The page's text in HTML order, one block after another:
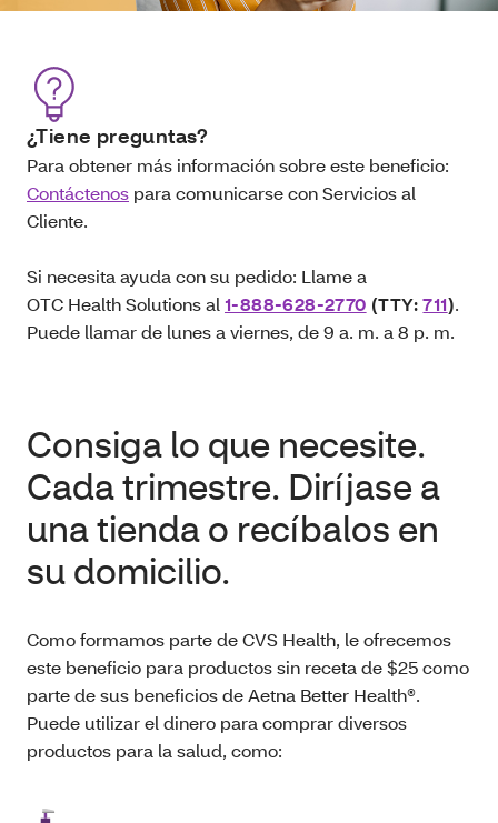
¿Tiene preguntas?
Para obtener más información sobre este beneficio:
Contáctenos para comunicarse con Servicios al
Cliente.
Si necesita ayuda con su pedido: Llame a
OTC Health Solutions al 1-888-628-2770 (TTY:711).
Puede llamar de lunes a viernes, de 9 a. m. a 8 p. m.
Consiga lo que necesite.
Cada trimestre. Diríjase a
una tienda o recíbalos en
su domicilio.
Como formamos parte de CVS Health, le ofrecemos
este beneficio para productos sin receta de $25 como
parte de sus beneficios de Aetna Better Health®.
Puede utilizar el dinero para comprar diversos
productos para la salud, como: